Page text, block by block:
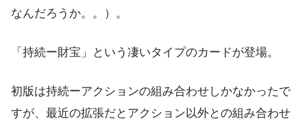
なんだろうか。。）。
「持続ー財宝」という凄いタイプのカードが登場。
初版は持続ーアクションの組み合わせしかなかったで
すが、最近の拡張だとアクション以外との組み合わせ